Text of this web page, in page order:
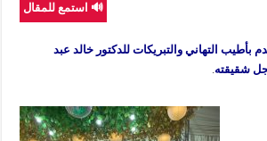
🔊 استمع للمقال
بأطيب التهاني والتبريكات للدكتور خالد عبد
شقيقته.